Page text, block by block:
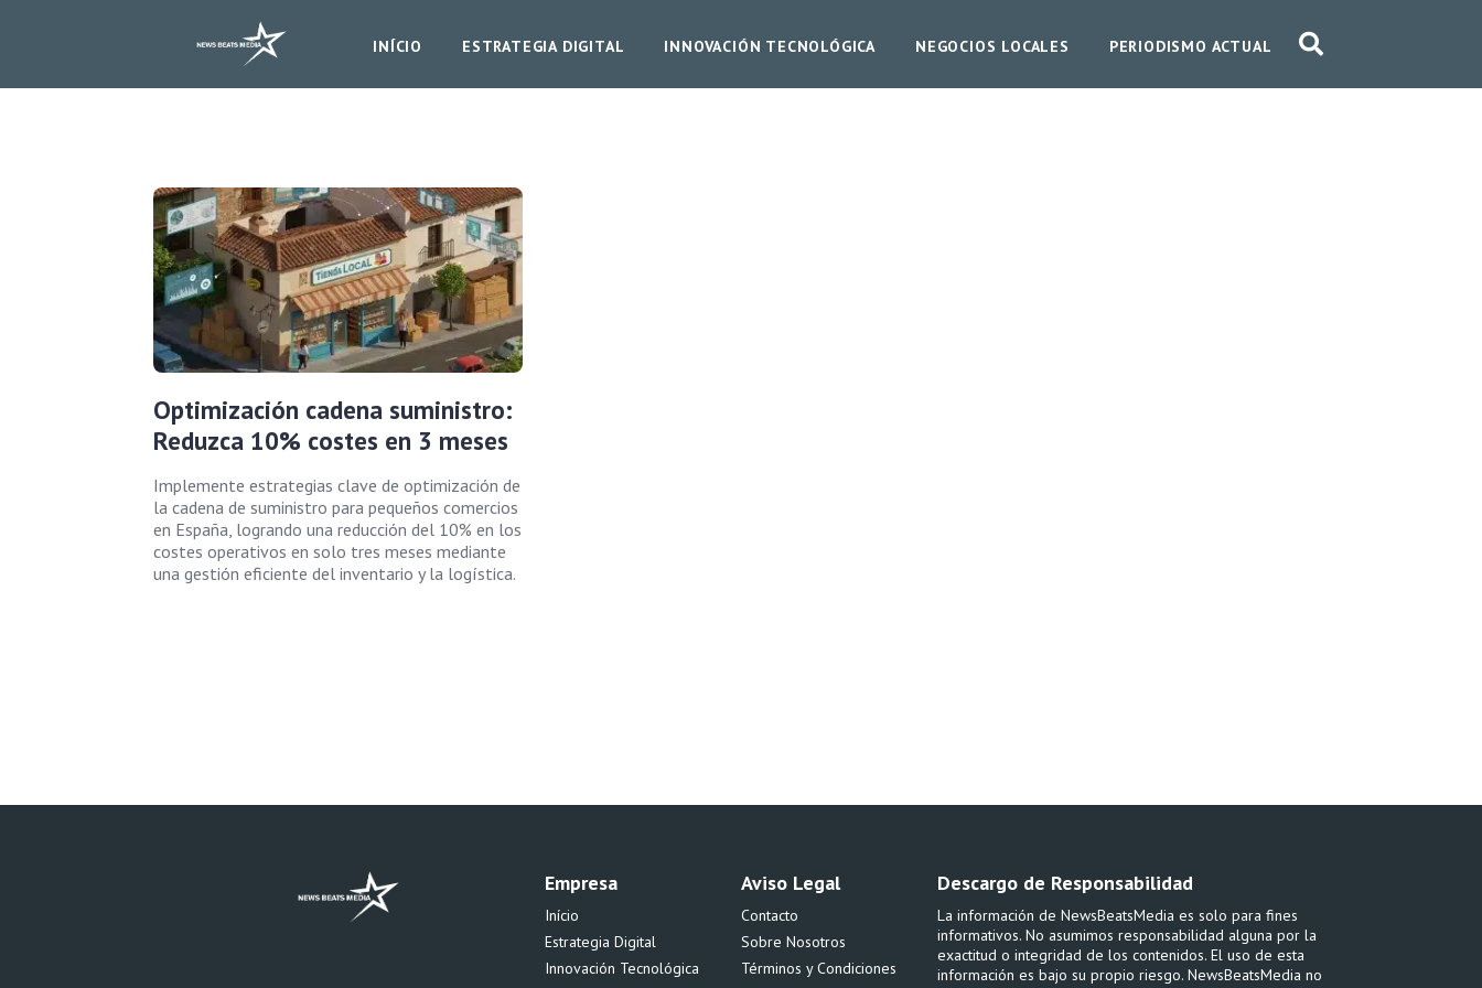
INÍCIO ESTRATEGIA DIGITAL INNOVACIÓN TECNOLÓGICA NEGOCIOS LOCALES PERIODISMO ACTUAL
Optimización cadena suministro:
Reduzca 10% costes en 3 meses
Implemente estrategias clave de optimización de
la cadena de suministro para pequeños comercios
en España, logrando una reducción del 10% en los
costes operativos en solo tres meses mediante
una gestión eficiente del inventario y la logística.
Empresa
Início
Estrategia Digital
Innovación Tecnológica
Aviso Legal
Contacto
Sobre Nosotros
Términos y Condiciones
Descargo de Responsabilidad
La información de NewsBeatsMedia es solo para fines
informativos. No asumimos responsabilidad alguna por la
exactitud o integridad de los contenidos. El uso de esta
información es bajo su propio riesgo. NewsBeatsMedia no